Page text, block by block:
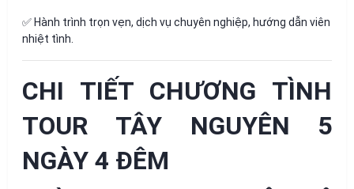
✅ Hành trình trọn vẹn, dịch vụ chuyên nghiệp, hướng dẫn viên
nhiệt tình.
CHI TIẾT CHƯƠNG TÌNH
TOUR TÂY NGUYÊN 5
NGÀY 4 ĐÊM